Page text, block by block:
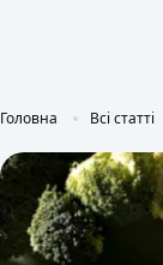
Головна Всі статті